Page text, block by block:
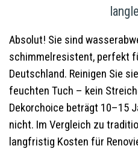
Absolut! Sie sind
schimmelresistent, perfekt
Deutschland. Reinigen Sie
feuchten Tuch – kein
Dekorchoice beträgt 10–15
nicht. Im Vergleich zu
langfristig Kosten für